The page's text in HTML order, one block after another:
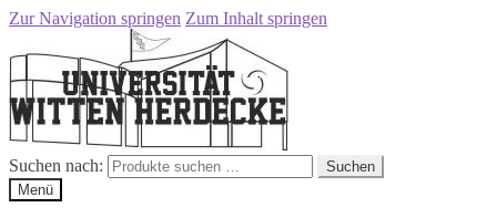
Zur Navigation springen Zum Inhalt springen
Suchen nach:
Suchen
Menü